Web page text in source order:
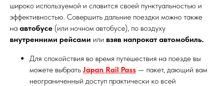
широко используемой и славится своей пунктуальностью и
эффективностью. Совершить дальние поездки можно также
на автобусе (или ночном автобусе), по воздуху
внутренними рейсами или взяв напрокат автомобиль.
Для спокойствия во время путешествия на поезде вы
можете выбрать Japan Rail Pass — пакет, дающий вам
неограниченный доступ практически ко всей